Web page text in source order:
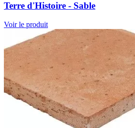
Terre d'Histoire - Sable
Voir le produit